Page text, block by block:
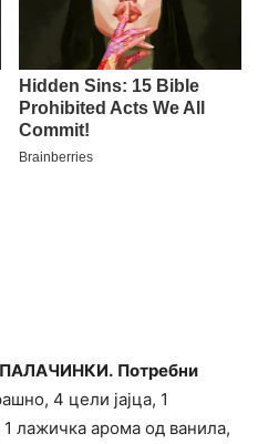
Потребни
4 цели јајца, 1
лажичка арома од ванила,